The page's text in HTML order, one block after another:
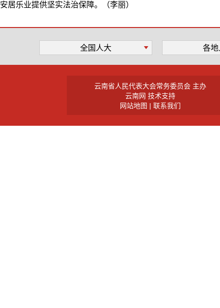
安居乐业提供坚实法治保障。（李丽）
全国人大 各
云南省人民代表大会常务委员会 主办
云南网 技术支持
网站地图 | 联系我们